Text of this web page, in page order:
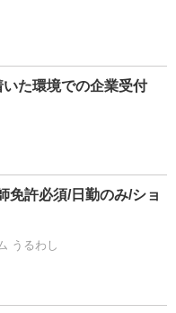
た環境での企業受付
免許必須/日勤のみ/ショ
うるわし